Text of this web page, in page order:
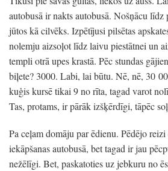
autobusā ir nakts autobusā. Nošņācu
jūtos kā cilvēks. Izpētījusi pilsētas
nolemju aizsoļot līdz laivu piestātnei un
templi otrā upes krastā. Pēc stundas
biļete? 3000. Labi, lai būtu. Nē, nē, 30
kuģis kursē tikai 9 no rīta, tagad varot
Tas, protams, ir pārāk izšķērdīgi, tāpēc
Pa ceļam domāju par ēdienu. Pēdējo
iekāpšanas autobusā, bet tagad ir jau
nežēlīgi. Bet, paskatoties uz jebkuru no